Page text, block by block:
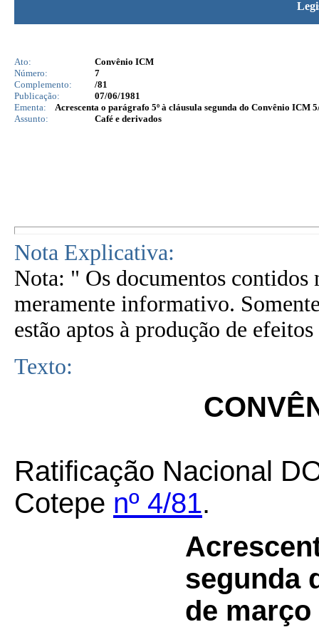
Ato:
Convênio ICM
Número:
7
Complemento:
/81
Publicação:
07/06/1981
Ementa:
Acrescenta o parágrafo 5º à cláusula segunda do Convênio ICM
Assunto:
Café e derivados
Nota Explicativa:
Nota: " Os documentos contidos
meramente informativo.
estão aptos à produção de
Texto:
Ratificação Nacional
Cotepe nº 4/81.
segunda
de março